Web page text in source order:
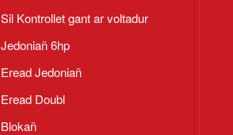
Sil Kontrollet gant ar voltadur
Jedoniañ 6hp
Eread Jedoniañ
Eread Doubl
Blokañ